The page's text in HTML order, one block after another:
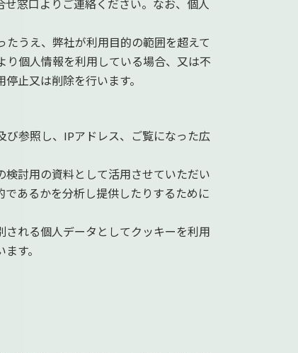
窓口よりご連絡ください。なお、個人
うえ、弊社が利用目的の範囲を超えて
個人情報を利用している場合、又は不
止又は削除を行います。
参照し、IPアドレス、ご覧になった広
討用の資料として活用させていただい
あるかを分析し提供したりするために
れる個人データとしてクッキーを利用
す。